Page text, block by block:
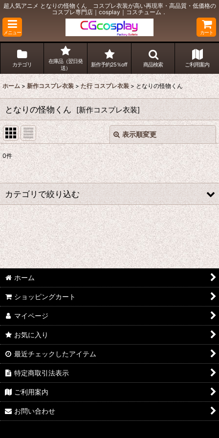
超人気アニメ となりの怪物くん コスプレ衣装が高い再現率・高品質・低価格の
コスプレ専門店｜cosplay｜コスチューム．
メニュー カート
カテゴリ
在庫品（翌日発
送）
新作予約25％off 商品検索 ご利用案内
ホーム > 新作コスプレ衣装 > た行 コスプレ衣装 > となりの怪物くん
となりの怪物くん [新作コスプレ衣装]
表示順変更
表示数:
並び順:
絞り込む
閉じる
0件
カテゴリで絞り込む
た行 コスプレ衣装 (全商品)
刀剣乱舞
デュラララ!!
東方Projectシリーズ
東京喰種トーキョーグール
超時空要塞マクロス
テラフォーマーズ
トリニティセブン
DRAMAtical Murder
ホーム
ショッピングカート
マイページ
お気に入り
最近チェックしたアイテム
特定商取引法表示
ご利用案内
お問い合わせ